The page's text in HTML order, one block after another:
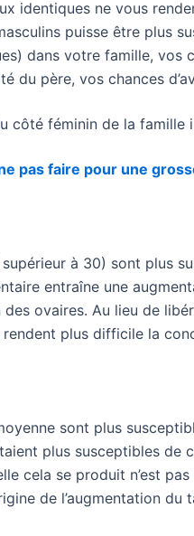
identiques ne vous
puisse être plus
dans votre famille, vos
du père, vos chances
côté féminin de la famille
pas faire pour une
à 30) sont plus
entraîne une
ovaires. Au lieu de
rendent plus difficile la
sont plus
plus susceptibles
cela se produit n’est
de l’augmentation du